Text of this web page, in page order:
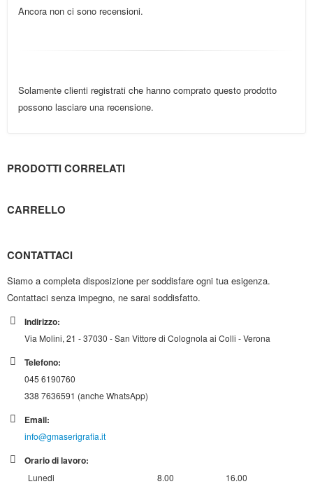
Ancora non ci sono recensioni.
Solamente clienti registrati che hanno comprato questo prodotto
possono lasciare una recensione.
PRODOTTI CORRELATI
CARRELLO
CONTATTACI
Siamo a completa disposizione per soddisfare ogni tua esigenza.
Contattaci senza impegno, ne sarai soddisfatto.
Indirizzo:
Via Molini, 21 - 37030 - San Vittore di Colognola ai Colli - Verona
Telefono:
045 6190760
338 7636591 (anche WhatsApp)
Email:
info@gmaserigrafia.it
Orario di lavoro:
Lunedi 8.00
16.00